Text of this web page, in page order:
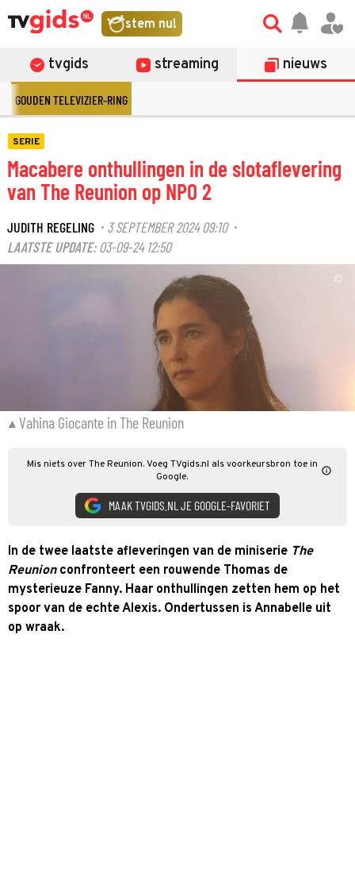
stem nu!
tvgids streaming nieuws
GOUDEN TELEVIZIER-RING
SERIE
Macabere onthullingen in de slotaflevering
van The Reunion op NPO 2
JUDITH REGELING · 3 SEPTEMBER 2024 09:10·
LAATSTE UPDATE: 03-09-24 12:50
©
Vahina Giocante in The Reunion
Mis niets over The Reunion. Voeg TVgids.nl als voorkeursbron toe in
Google.
MAAK TVGIDS.NL JE GOOGLE-FAVORIET
In de twee laatste afleveringen van de miniserie The
Reunionconfronteert een rouwende Thomas de
mysterieuze Fanny. Haar onthullingen zetten hem op het
spoor van de echte Alexis. Ondertussen is Annabelle uit
op wraak.